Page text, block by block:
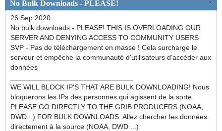
×
No Bulk Downloads - PLEASE!
26 Sep 2020
No bulk downloads - PLEASE! THIS IS OVERLOADING OUR
SERVER AND DENYING ACCESS TO COMMUNITY USERS
SVP - Pas de téléchargement en masse ! Cela surcharge le
serveur et empêche la communauté d'utilisateurs d'accéder aux
données
WE WILL BLOCK IP'S THAT ARE BULK DOWNLOADING! Nous
bloquerons les IPs des personnes qui agissent de la sorte.
PLEASE GO DIRECTLY TO THE GRIB PRODUCERS (NOAA,
DWD...) FOR BULK DOWNLOADS. Allez chercher les données
directement à la source (NOAA, DWD ...)